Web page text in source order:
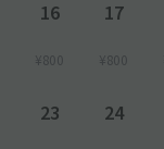
16
¥800
17
¥800
23 24